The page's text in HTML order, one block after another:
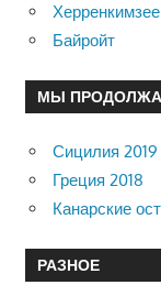
Херренкимзее
Байройт
МЫ
Сицилия 2019
Греция 2018
Канарские
РАЗНОЕ